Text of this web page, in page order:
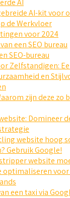
AI-kit voor
de Werkvloer
voor 2024
een SEO bureau
SEO-bureau
Zelfstandigen:
en
zijn deze zo
Domineer
website hoog
Gebruik Google!
stripper website
optimaliseren voor
een taxi via